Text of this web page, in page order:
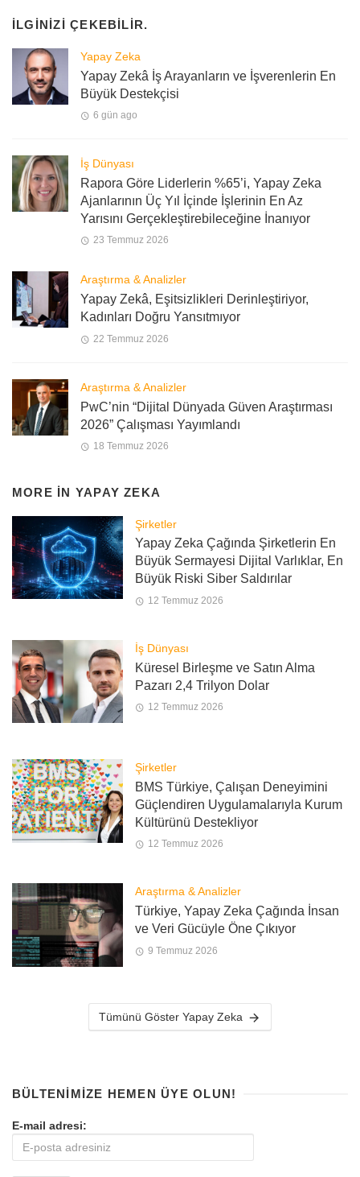
İLGINIZI ÇEKEBILIR.
Yapay Zeka
Yapay Zekâ İş Arayanların ve İşverenlerin En
Büyük Destekçisi
6 gün ago
İş Dünyası
Rapora Göre Liderlerin %65’i, Yapay Zeka
Ajanlarının Üç Yıl İçinde İşlerinin En Az
Yarısını Gerçekleştirebileceğine İnanıyor
23 Temmuz 2026
Araştırma & Analizler
Yapay Zekâ, Eşitsizlikleri Derinleştiriyor,
Kadınları Doğru Yansıtmıyor
22 Temmuz 2026
Araştırma & Analizler
PwC’nin “Dijital Dünyada Güven Araştırması
2026” Çalışması Yayımlandı
18 Temmuz 2026
MORE IN YAPAY ZEKA
Şirketler
Yapay Zeka Çağında Şirketlerin En
Büyük Sermayesi Dijital Varlıklar, En
Büyük Riski Siber Saldırılar
12 Temmuz 2026
İş Dünyası
Küresel Birleşme ve Satın Alma
Pazarı 2,4 Trilyon Dolar
12 Temmuz 2026
Şirketler
BMS Türkiye, Çalışan Deneyimini
Güçlendiren Uygulamalarıyla Kurum
Kültürünü Destekliyor
12 Temmuz 2026
Araştırma & Analizler
Türkiye, Yapay Zeka Çağında İnsan
ve Veri Gücüyle Öne Çıkıyor
9 Temmuz 2026
Tümünü Göster Yapay Zeka
BÜLTENIMIZE HEMEN ÜYE OLUN!
E-mail adresi: